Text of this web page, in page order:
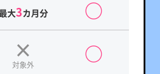
大3カ月分
対象外